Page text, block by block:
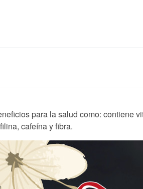
para la salud como: contiene
cafeína y fibra.